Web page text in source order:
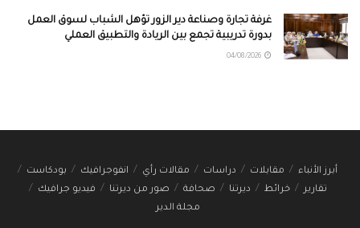
غرفة تجارة وصناعة دير الزور تؤهل الشباب لسوق العمل
بدورة تدريبية تجمع بين الريادة والتطبيق العملي
أبرز الأنباء مقابلات دراسات مقالات رأي انفوجرافيك
بودكاست
تقارير
خرائط ديرتنا صحافة صور من ديرتنا
فيديو جرافيك
مجلة الدير